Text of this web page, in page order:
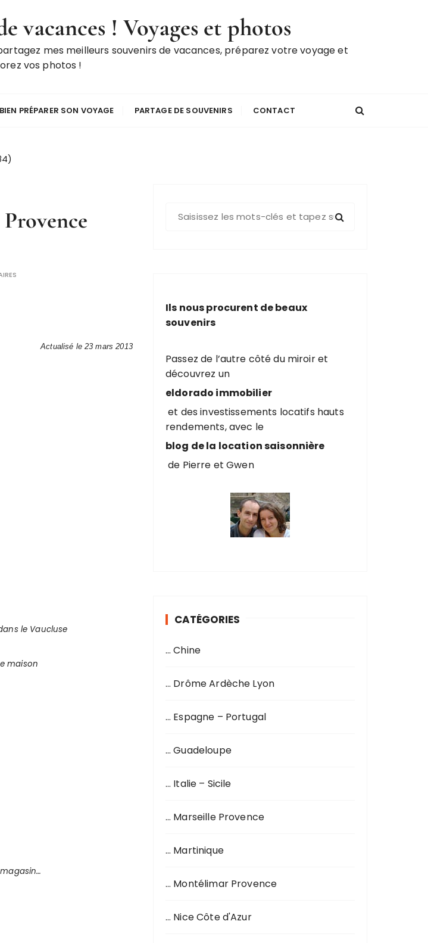
vacances ! Voyages et photos
mes meilleurs souvenirs de vacances, préparez votre voyage et
vos photos !
BIEN PRÉPARER SON VOYAGE PARTAGE DE SOUVENIRS CONTACT
Actualisé le 23 mars 2013
le Vaucluse
maison
h
e
o
u
r
Ils nous procurent de beaux
souvenirs
Passez de l’autre côté du miroir et
découvrez un
eldorado immobilier
et des investissements locatifs hauts
rendements, avec le
blog de la location saisonnière
de Pierre et Gwen
CATÉGORIES
… Chine
… Drôme Ardèche Lyon
… Espagne – Portugal
… Guadeloupe
… Italie – Sicile
… Marseille Provence
… Martinique
… Montélimar Provence
… Nice Côte d'Azur